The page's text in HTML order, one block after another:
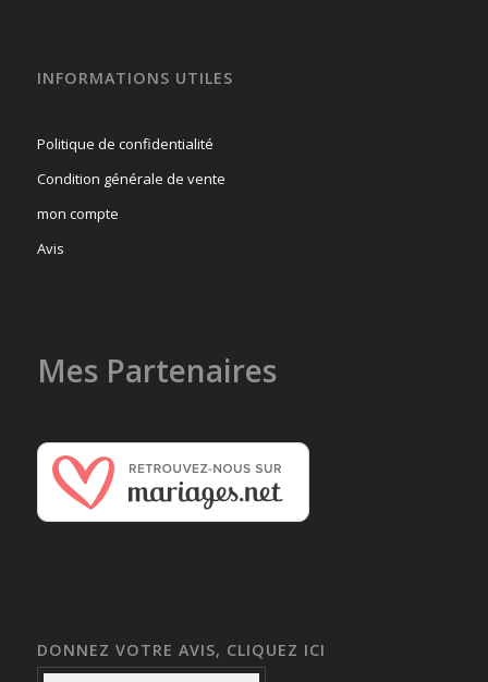
INFORMATIONS UTILES
Politique de confidentialité
Condition générale de vente
mon compte
Avis
Mes Partenaires
DONNEZ VOTRE AVIS, CLIQUEZ ICI